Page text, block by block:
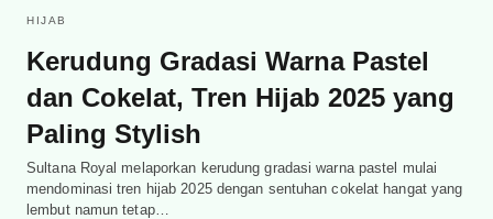
HIJAB
Kerudung Gradasi Warna Pastel
dan Cokelat, Tren Hijab 2025 yang
Paling Stylish
Sultana Royal melaporkan kerudung gradasi warna pastel mulai
mendominasi tren hijab 2025 dengan sentuhan cokelat hangat yang
lembut namun tetap…